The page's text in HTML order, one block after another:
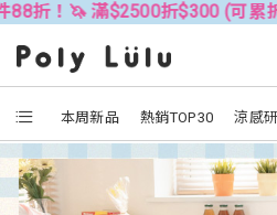
$2500折$300 (可累折）
本周新品 熱銷TOP30 涼感